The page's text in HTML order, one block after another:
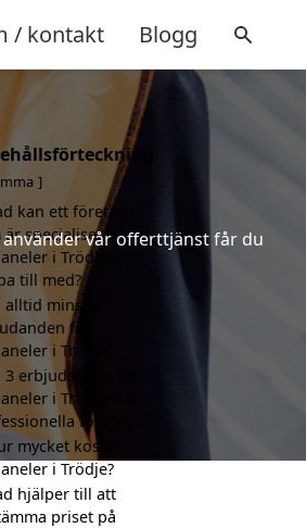
/ kontakt Blogg
vår offerttjänst får du
kan ett företag
är specialiserat på
i Trödje
till med?
alltid minst 3
för
i Trödje
3 erbjudanden för
i Trödje från
företag
mycket kostar
i Trödje?
hjälper till att
priset på